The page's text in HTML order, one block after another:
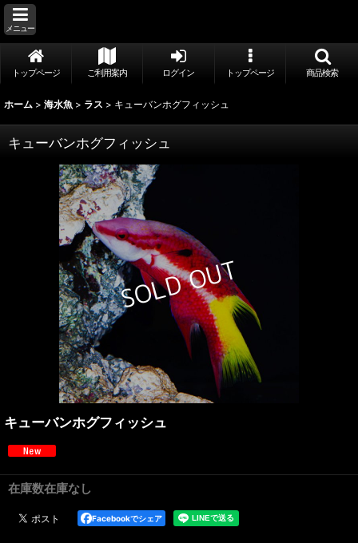
メニュー
トップページ ご利用案内 ログイン トップページ 商品検索
ホーム > 海水魚 > ラス > キューバンホグフィッシュ
キューバンホグフィッシュ
キューバンホグフィッシュ
在庫数在庫なし
Facebookでシェア